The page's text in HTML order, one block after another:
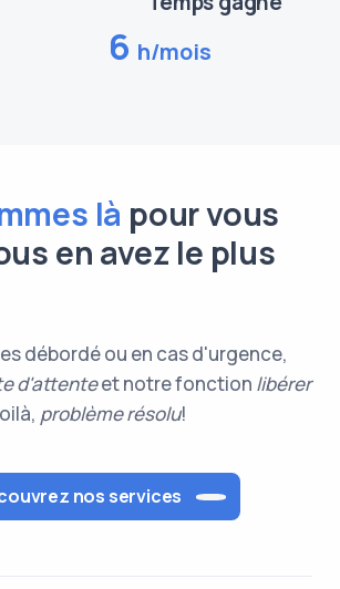
6 h/mois
là pour vous
en avez le plus
débordé ou en cas d'urgence,
d'attenteet notre fonction libérer
problème résolu!
nos services